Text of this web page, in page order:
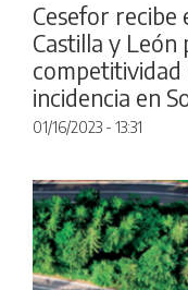
Cesefor recibe
Castilla y
competitividad
incidencia en
01/16/2023 - 13:31